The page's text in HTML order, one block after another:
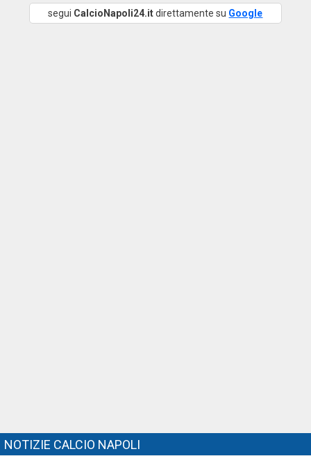
segui CalcioNapoli24.itdirettamente su Google
NOTIZIE CALCIO NAPOLI